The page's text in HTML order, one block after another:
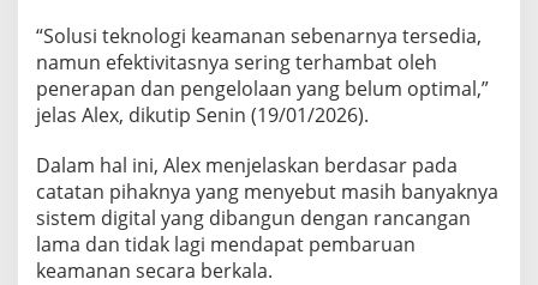
“Solusi teknologi keamanan sebenarnya tersedia,
namun efektivitasnya sering terhambat oleh
penerapan dan pengelolaan yang belum optimal,”
jelas Alex, dikutip Senin (19/01/2026).
Dalam hal ini, Alex menjelaskan berdasar pada
catatan pihaknya yang menyebut masih banyaknya
sistem digital yang dibangun dengan rancangan
lama dan tidak lagi mendapat pembaruan
keamanan secara berkala.